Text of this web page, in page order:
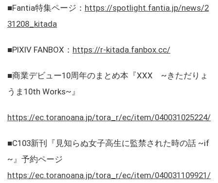
■Fantia特集ページ： https://spotlight.fantia.jp/news/2
31208_kitada
■PIXIV FANBOX： https://r-kitada.fanbox.cc/
■商業デビュー10周年のまとめ本『XXX ~きただりょ
うま10th Works~』
https://ec.toranoana.jp/tora_r/ec/item/040031025224/
■C103新刊『見知らぬ女子高生に監禁された時の話 ~if
~』予約ページ
https://ec.toranoana.jp/tora_r/ec/item/040031109921/